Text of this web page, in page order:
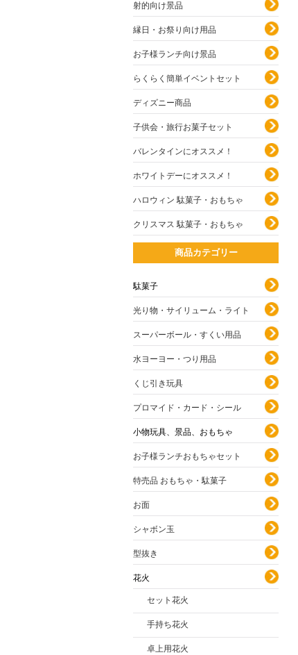
射的向け景品
縁日・お祭り向け用品
お子様ランチ向け景品
らくらく簡単イベントセット
ディズニー商品
子供会・旅行お菓子セット
バレンタインにオススメ！
ホワイトデーにオススメ！
ハロウィン 駄菓子・おもちゃ
クリスマス 駄菓子・おもちゃ
商品カテゴリー
駄菓子
光り物・サイリューム・ライト
スーパーボール・すくい用品
水ヨーヨー・つり用品
くじ引き玩具
プロマイド・カード・シール
小物玩具、景品、おもちゃ
お子様ランチおもちゃセット
特売品 おもちゃ・駄菓子
お面
シャボン玉
型抜き
花火
セット花火
手持ち花火
卓上用花火